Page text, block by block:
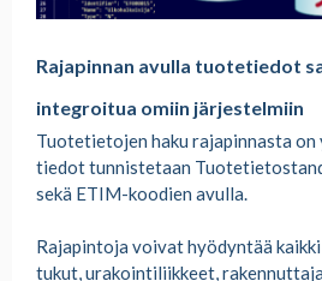
Rajapinnan avulla tuotetiedot
integroitua omiin järjestelmiin
Tuotetietojen haku rajapinnasta
tiedot tunnistetaan
sekä ETIM-koodien avulla.
Rajapintoja voivat hyödyntää
tukut, urakointiliikkeet,